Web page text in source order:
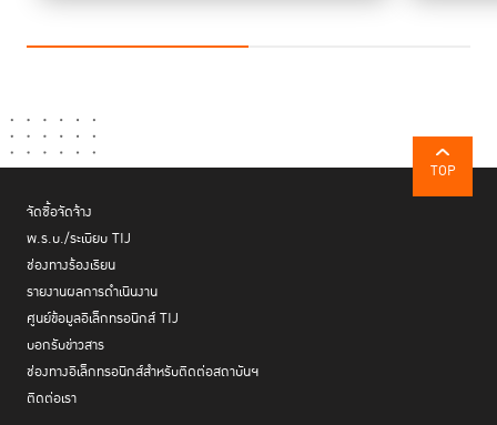
TOP
จัดซื้อจัดจ้าง
พ.ร.บ./ระเบียบ TIJ
ช่องทางร้องเรียน
รายงานผลการดำเนินงาน
ศูนย์ข้อมูลอิเล็กทรอนิกส์ TIJ
บอกรับข่าวสาร
ช่องทางอิเล็กทรอนิกส์สำหรับติดต่อสถาบันฯ
ติดต่อเรา